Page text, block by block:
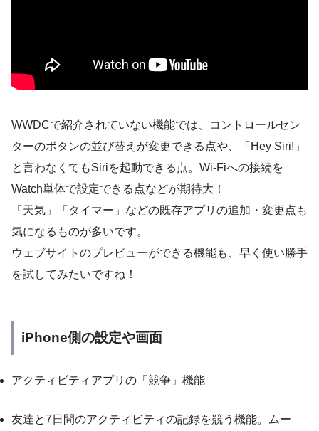
WWDCで紹介されていない機能では、コントロールセン
ターのボタンの並び替えが変更できる点や、「Hey Siri!」
と言わなくてもSiriを起動できる点。Wi-Fiへの接続を
Watch単体で設定できる点などが期待大！
「天気」「タイマー」などの既存アプリの追加・変更点も
気になるものが多いです。
ウェブサイトのプレビューができる機能も、早く使い勝手
を試してみたいですね！
iPhone側の設定や画面
アクティビティアプリの「競争」機能
友達と7日間のアクティビティの記録を競う機能。ムー